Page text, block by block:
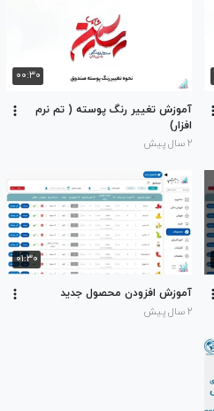
۰۰:۳۰
آموزش تغییر رنگ پوسته ( تم نرم
افزار)
۲ سال پیش
۰۱:۳۰
آموزش افزودن محصول جدید
۲ سال پیش